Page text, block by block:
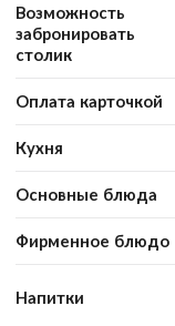
Возможность
забронировать
столик
Оплата карточкой
Кухня
Основные блюда
Фирменное блюдо
Напитки